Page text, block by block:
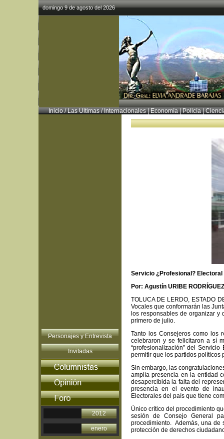
domingo 9 de agosto del 2026
Inicio/Las Ultimas/Internacionales|Economìa|Policìa|
Personajes y Entrevista
Invitadas
2012
enero
Servicio ¿Profesional? Electoral
Por: Agustín URIBE RODRÍGUEZ
TOLUCA DE LERDO, ESTADO
Vocales que conformarán las
los responsables de organizar
primero de julio.
Tanto los Consejeros como los
celebraron y se felicitaron a sí
“profesionalización” del
permitir que los partidos
Sin embargo, las
amplía presencia en la entidad
desapercibida la falta del
presencia en el evento de
Electorales del país que tiene
Único crítico del procedimiento
sesión de Consejo General
procedimiento. Además, una de
protección de derechos